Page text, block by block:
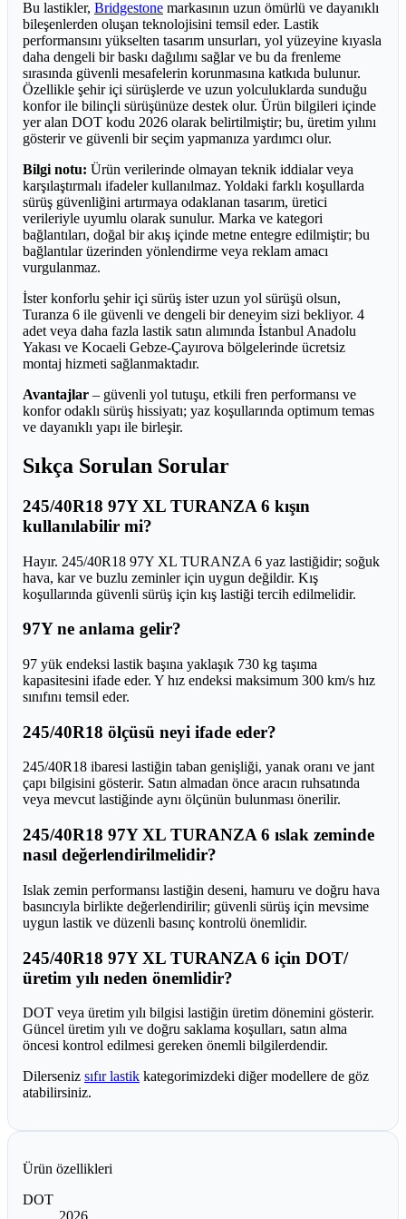
Bu lastikler, Bridgestone markasının uzun ömürlü ve dayanıklı
bileşenlerden oluşan teknolojisini temsil eder. Lastik
performansını yükselten tasarım unsurları, yol yüzeyine kıyasla
daha dengeli bir baskı dağılımı sağlar ve bu da frenleme
sırasında güvenli mesafelerin korunmasına katkıda bulunur.
Özellikle şehir içi sürüşlerde ve uzun yolculuklarda sunduğu
konfor ile bilinçli sürüşünüze destek olur. Ürün bilgileri içinde
yer alan DOT kodu 2026 olarak belirtilmiştir; bu, üretim yılını
gösterir ve güvenli bir seçim yapmanıza yardımcı olur.
Bilgi notu: Ürün verilerinde olmayan teknik iddialar veya
karşılaştırmalı ifadeler kullanılmaz. Yoldaki farklı koşullarda
sürüş güvenliğini artırmaya odaklanan tasarım, üretici
verileriyle uyumlu olarak sunulur. Marka ve kategori
bağlantıları, doğal bir akış içinde metne entegre edilmiştir; bu
bağlantılar üzerinden yönlendirme veya reklam amacı
vurgulanmaz.
İster konforlu şehir içi sürüş ister uzun yol sürüşü olsun,
Turanza 6 ile güvenli ve dengeli bir deneyim sizi bekliyor. 4
adet veya daha fazla lastik satın alımında İstanbul Anadolu
Yakası ve Kocaeli Gebze-Çayırova bölgelerinde ücretsiz
montaj hizmeti sağlanmaktadır.
Avantajlar – güvenli yol tutuşu, etkili fren performansı ve
konfor odaklı sürüş hissiyatı; yaz koşullarında optimum temas
ve dayanıklı yapı ile birleşir.
Sıkça Sorulan Sorular
245/40R18 97Y XL TURANZA 6 kışın
kullanılabilir mi?
Hayır. 245/40R18 97Y XL TURANZA 6 yaz lastiğidir; soğuk
hava, kar ve buzlu zeminler için uygun değildir. Kış
koşullarında güvenli sürüş için kış lastiği tercih edilmelidir.
97Y ne anlama gelir?
97 yük endeksi lastik başına yaklaşık 730 kg taşıma
kapasitesini ifade eder. Y hız endeksi maksimum 300 km/s hız
sınıfını temsil eder.
245/40R18 ölçüsü neyi ifade eder?
245/40R18 ibaresi lastiğin taban genişliği, yanak oranı ve jant
çapı bilgisini gösterir. Satın almadan önce aracın ruhsatında
veya mevcut lastiğinde aynı ölçünün bulunması önerilir.
245/40R18 97Y XL TURANZA 6 ıslak zeminde
nasıl değerlendirilmelidir?
Islak zemin performansı lastiğin deseni, hamuru ve doğru hava
basıncıyla birlikte değerlendirilir; güvenli sürüş için mevsime
uygun lastik ve düzenli basınç kontrolü önemlidir.
245/40R18 97Y XL TURANZA 6 için DOT/
üretim yılı neden önemlidir?
DOT veya üretim yılı bilgisi lastiğin üretim dönemini gösterir.
Güncel üretim yılı ve doğru saklama koşulları, satın alma
öncesi kontrol edilmesi gereken önemli bilgilerdendir.
Dilerseniz sıfır lastik kategorimizdeki diğer modellere de göz
atabilirsiniz.
Ürün özellikleri
DOT